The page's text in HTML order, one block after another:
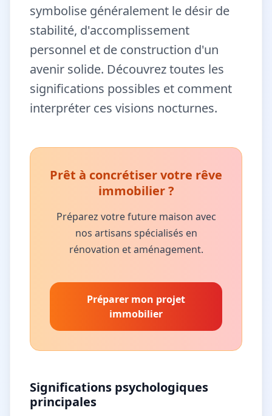
symbolise généralement le désir de
stabilité, d'accomplissement
personnel et de construction d'un
avenir solide. Découvrez toutes les
significations possibles et comment
interpréter ces visions nocturnes.
Prêt à concrétiser votre rêve
immobilier ?
Préparez votre future maison avec
nos artisans spécialisés en
rénovation et aménagement.
Préparer mon projet
immobilier
Significations psychologiques
principales